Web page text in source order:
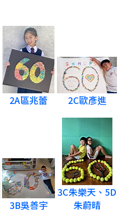
2A區兆蕾 2C歐彥進
3B吳善宇
3C朱樂天、5D
朱蔚晴